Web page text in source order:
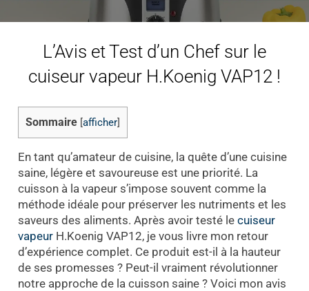
L’Avis et Test d’un Chef sur le
cuiseur vapeur H.Koenig VAP12 !
Sommaire afficher]
En tant qu’amateur de cuisine, la quête d’une cuisine
saine, légère et savoureuse est une priorité. La
cuisson à la vapeur s’impose souvent comme la
méthode idéale pour préserver les nutriments et les
saveurs des aliments. Après avoir testé le cuiseur
vapeurH.Koenig VAP12, je vous livre mon retour
d’expérience complet. Ce produit est-il à la hauteur
de ses promesses ? Peut-il vraiment révolutionner
notre approche de la cuisson saine ? Voici mon avis